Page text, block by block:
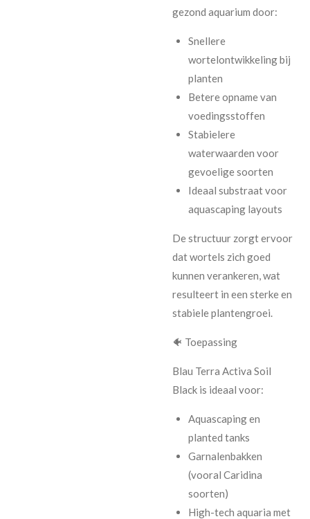
gezond aquarium door:
Snellere
wortelontwikkeling bij
planten
Betere opname van
voedingsstoffen
Stabielere
waterwaarden voor
gevoelige soorten
Ideaal substraat voor
aquascaping layouts
De structuur zorgt ervoor
dat wortels zich goed
kunnen verankeren, wat
resulteert in een sterke en
stabiele plantengroei.
🐠 Toepassing
Blau Terra Activa Soil
Black is ideaal voor:
Aquascaping en
planted tanks
Garnalenbakken
(vooral Caridina
soorten)
High-tech aquaria met